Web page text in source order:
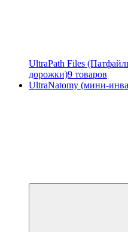
UltraPath Files
дорожки)9 товаров
UltraNatomy (мини-